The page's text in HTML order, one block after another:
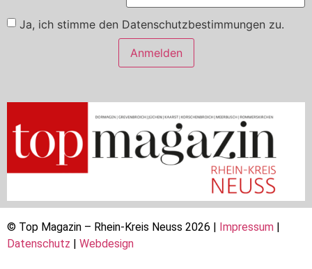
Ja, ich stimme den Datenschutzbestimmungen zu.
Anmelden
© Top Magazin – Rhein-Kreis Neuss 2026 | Impressum |
Datenschutz | Webdesign